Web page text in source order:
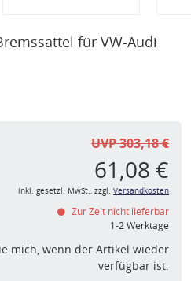
für VW-Audi
UVP 303,18 €
61,08 €
inkl. gesetzl. MwSt., zzgl. Versandkosten
Zur Zeit nicht lieferbar
1-2 Werktage
mich, wenn der Artikel wieder
verfügbar ist.